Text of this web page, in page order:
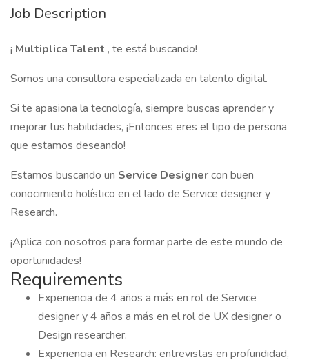
Job Description
¡ Multiplica Talent , te está buscando!
Somos una consultora especializada en talento digital.
Si te apasiona la tecnología, siempre buscas aprender y
mejorar tus habilidades, ¡Entonces eres el tipo de persona
que estamos deseando!
Estamos buscando un Service Designercon buen
conocimiento holístico en el lado de Service designer y
Research.
¡Aplica con nosotros para formar parte de este mundo de
oportunidades!
Requirements
Experiencia de 4 años a más en rol de Service
designer y 4 años a más en el rol de UX designer o
Design researcher.
Experiencia en Research: entrevistas en profundidad,